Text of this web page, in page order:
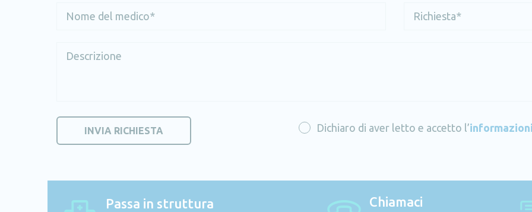
Dichiaro di aver letto e accetto l’
Passa in struttura Chiamaci